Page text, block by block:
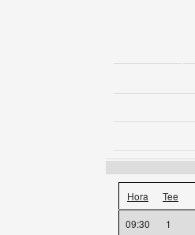
Hora Tee
09:30 1